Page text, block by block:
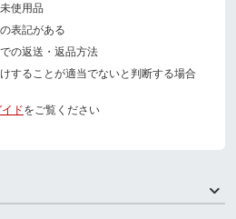
使用品
表記がある
の返送・返品方法
することが適当でないと判断する場合
ドをご覧ください